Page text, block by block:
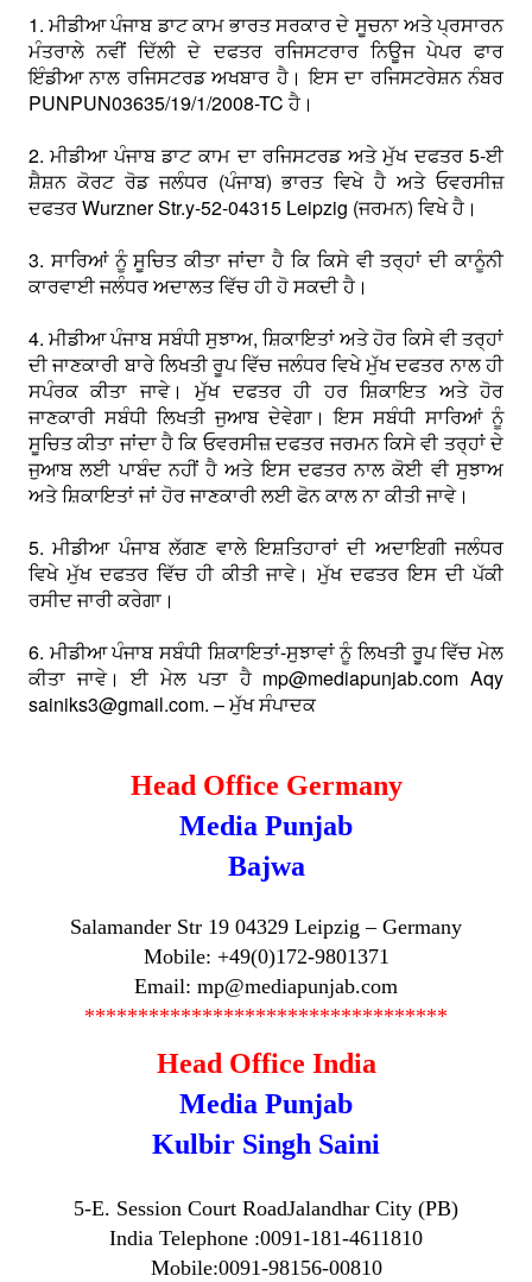
1. ਮੀਡੀਆ ਪੰਜਾਬ ਡਾਟ ਕਾਮ ਭਾਰਤ ਸਰਕਾਰ ਦੇ ਸੂਚਨਾ ਅਤੇ ਪ੍ਰਸਾਰਨ
ਮੰਤਰਾਲੇ ਨਵੀਂ ਦਿੱਲੀ ਦੇ ਦਫਤਰ ਰਜਿਸਟਰਾਰ ਨਿਊਜ ਪੇਪਰ ਫਾਰ
ਇੰਡੀਆ ਨਾਲ ਰਜਿਸਟਰਡ ਅਖਬਾਰ ਹੈ। ਇਸ ਦਾ ਰਜਿਸਟਰੇਸ਼ਨ ਨੰਬਰ
PUNPUN03635/19/1/2008-TC ਹੈ।
2. ਮੀਡੀਆ ਪੰਜਾਬ ਡਾਟ ਕਾਮ ਦਾ ਰਜਿਸਟਰਡ ਅਤੇ ਮੁੱਖ ਦਫਤਰ 5-ਈ
ਸ਼ੈਸ਼ਨ ਕੋਰਟ ਰੋਡ ਜਲੰਧਰ (ਪੰਜਾਬ) ਭਾਰਤ ਵਿਖੇ ਹੈ ਅਤੇ ਓਵਰਸੀਜ਼
ਦਫਤਰ Wurzner Str.y-52-04315 Leipzig (ਜਰਮਨ) ਵਿਖੇ ਹੈ।
3. ਸਾਰਿਆਂ ਨੂੰ ਸੂਚਿਤ ਕੀਤਾ ਜਾਂਦਾ ਹੈ ਕਿ ਕਿਸੇ ਵੀ ਤਰ੍ਹਾਂ ਦੀ ਕਾਨੂੰਨੀ
ਕਾਰਵਾਈ ਜਲੰਧਰ ਅਦਾਲਤ ਵਿੱਚ ਹੀ ਹੋ ਸਕਦੀ ਹੈ।
4. ਮੀਡੀਆ ਪੰਜਾਬ ਸਬੰਧੀ ਸੁਝਾਅ, ਸ਼ਿਕਾਇਤਾਂ ਅਤੇ ਹੋਰ ਕਿਸੇ ਵੀ ਤਰ੍ਹਾਂ
ਦੀ ਜਾਣਕਾਰੀ ਬਾਰੇ ਲਿਖਤੀ ਰੂਪ ਵਿੱਚ ਜਲੰਧਰ ਵਿਖੇ ਮੁੱਖ ਦਫਤਰ ਨਾਲ ਹੀ
ਸਪੰਰਕ ਕੀਤਾ ਜਾਵੇ। ਮੁੱਖ ਦਫਤਰ ਹੀ ਹਰ ਸ਼ਿਕਾਇਤ ਅਤੇ ਹੋਰ
ਜਾਣਕਾਰੀ ਸਬੰਧੀ ਲਿਖਤੀ ਜੁਆਬ ਦੇਵੇਗਾ। ਇਸ ਸਬੰਧੀ ਸਾਰਿਆਂ ਨੂੰ
ਸੂਚਿਤ ਕੀਤਾ ਜਾਂਦਾ ਹੈ ਕਿ ਓਵਰਸੀਜ਼ ਦਫਤਰ ਜਰਮਨ ਕਿਸੇ ਵੀ ਤਰ੍ਹਾਂ ਦੇ
ਜੁਆਬ ਲਈ ਪਾਬੰਦ ਨਹੀਂ ਹੈ ਅਤੇ ਇਸ ਦਫਤਰ ਨਾਲ ਕੋਈ ਵੀ ਸੁਝਾਅ
ਅਤੇ ਸ਼ਿਕਾਇਤਾਂ ਜਾਂ ਹੋਰ ਜਾਣਕਾਰੀ ਲਈ ਫੋਨ ਕਾਲ ਨਾ ਕੀਤੀ ਜਾਵੇ।
5. ਮੀਡੀਆ ਪੰਜਾਬ ਲੱਗਣ ਵਾਲੇ ਇਸ਼ਤਿਹਾਰਾਂ ਦੀ ਅਦਾਇਗੀ ਜਲੰਧਰ
ਵਿਖੇ ਮੁੱਖ ਦਫਤਰ ਵਿੱਚ ਹੀ ਕੀਤੀ ਜਾਵੇ। ਮੁੱਖ ਦਫਤਰ ਇਸ ਦੀ ਪੱਕੀ
ਰਸੀਦ ਜਾਰੀ ਕਰੇਗਾ।
6. ਮੀਡੀਆ ਪੰਜਾਬ ਸਬੰਧੀ ਸ਼ਿਕਾਇਤਾਂ-ਸੁਝਾਵਾਂ ਨੂੰ ਲਿਖਤੀ ਰੂਪ ਵਿੱਚ ਮੇਲ
ਕੀਤਾ ਜਾਵੇ। ਈ ਮੇਲ ਪਤਾ ਹੈ mp@mediapunjab.com Aqy
sainiks3@gmail.com. – ਮੁੱਖ ਸੰਪਾਦਕ
Head Office Germany
Media Punjab
Bajwa
Salamander Str 19 04329 Leipzig – Germany
Mobile: +49(0)172-9801371
Email: mp@mediapunjab.com
**********************************
Head Office India
Media Punjab
Kulbir Singh Saini
5-E. Session Court RoadJalandhar City (PB)
India Telephone :0091-181-4611810
Mobile:0091-98156-00810